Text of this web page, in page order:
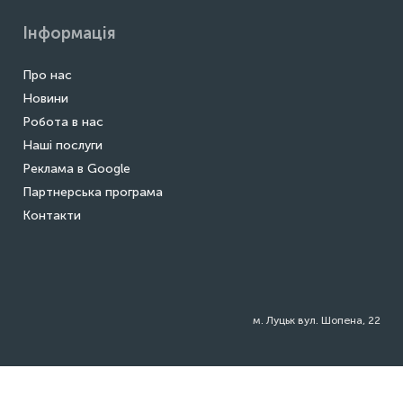
Інформація
Про нас
Новини
Робота в нас
Наші послуги
Реклама в Google
Партнерська програма
Контакти
м. Луцьк вул. Шопена, 22